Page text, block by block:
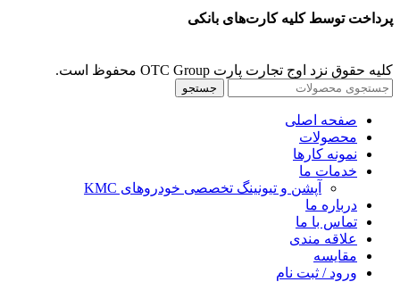
پرداخت توسط کلیه کارت‌های بانکی
کلیه حقوق نزد اوج تجارت پارت OTC Group محفوظ است.
جستجو
صفحه اصلی
محصولات
نمونه کارها
خدمات ما
آپشن و تیونینگ تخصصی خودروهای KMC
درباره ما
تماس با ما
علاقه مندی
مقايسه
ورود / ثبت نام